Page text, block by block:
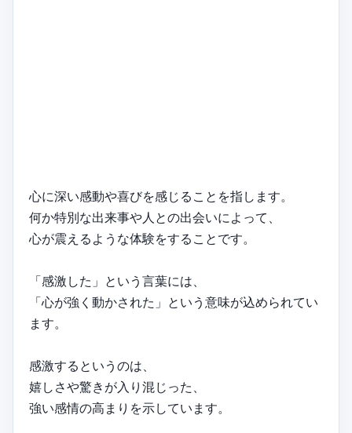
心に深い感動や喜びを感じることを指します。
何か特別な出来事や人との出会いによって、
心が震えるような体験をすることです。
「感激した」という言葉には、
「心が強く動かされた」という意味が込められてい
ます。
感激するというのは、
嬉しさや驚きが入り混じった、
強い感情の高まりを示しています。